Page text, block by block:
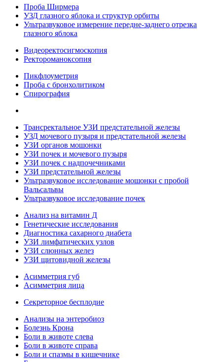
Проба Ширмера
УЗД глазного яблока и структур орбиты
Ультразвуковое измерение передне-заднего отрезка
глазного яблока
Видеоректосигмоскопия
Ректороманоксопия
Пикфлоуметрия
Проба с бронхолитиком
Спирография
Трансректальное УЗИ предстательной железы
УЗД мочевого пузыря и предстательной железы
УЗИ органов мошонки
УЗИ почек и мочевого пузыря
УЗИ почек с надпочечниками
УЗИ предстательной железы
Ультразвуковое исследование мошонки с пробой
Вальсальвы
Ультразвуковое исследование почек
Анализ на витамин Д
Генетические исследования
Диагностика сахарного диабета
УЗИ лимфатических узлов
УЗИ слюнных желез
УЗИ щитовидной железы
Асимметрия губ
Асимметрия лица
Секреторное бесплодие
Анализы на энтеробиоз
Болезнь Крона
Боли в животе слева
Боли в животе справа
Боли и спазмы в кишечнике